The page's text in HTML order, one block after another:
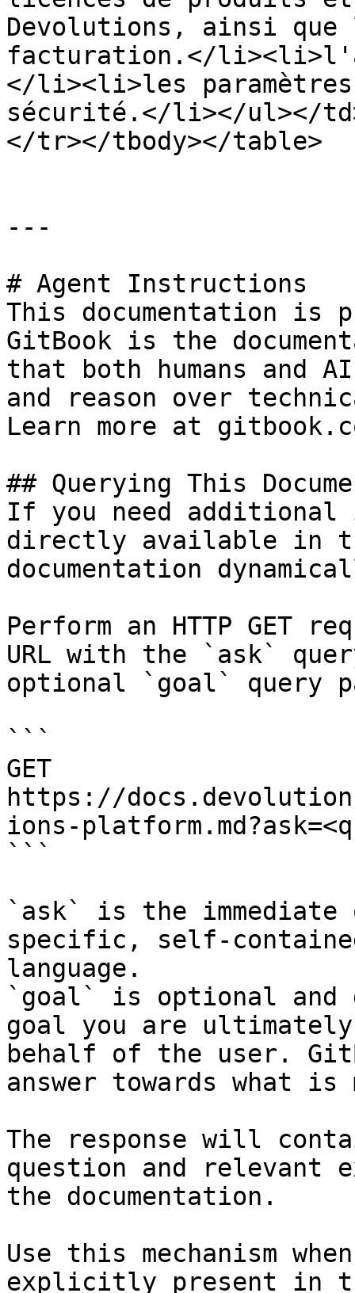
Devolutions, ainsi que
facturation.</
</li><li>les
sécurité.</li></ul></
</tr></tbody></table>
---
# Agent Instructions
This documentation is
GitBook is the
that both humans and
and reason over
Learn more at
## Querying This
If you need
directly available in
documentation
Perform an HTTP GET
URL with the `ask`
optional `goal` query
```
GET
https://
ions-
```
`ask` is the
specific, self-
language.
`goal` is optional and
goal you are
behalf of the user.
answer towards what
The response will
question and relevant
the documentation.
Use this mechanism
explicitly present in